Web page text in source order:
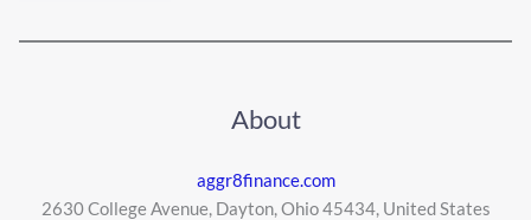
About
aggr8finance.com
2630 College Avenue, Dayton, Ohio 45434, United States